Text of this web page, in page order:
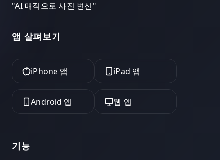
"AI 매직으로 사진 변신"
앱 살펴보기
iPhone 앱 iPad 앱
Android 앱 웹 앱
기능